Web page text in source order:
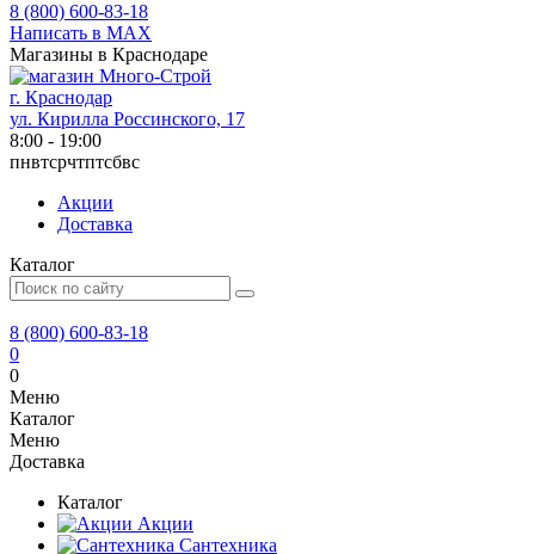
8 (800) 600-83-18
Написать в MAX
Магазины в Краснодаре
г. Краснодар
ул. Кирилла Россинского, 17
8:00 - 19:00
пнвтсрчтптсбвс
Акции
Доставка
Каталог
8 (800) 600-83-18
0
0
Меню
Каталог
Меню
Доставка
Каталог
Акции
Сантехника